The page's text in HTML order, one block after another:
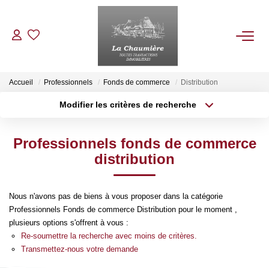
ACHETER
ESTIMER
NOTRE AGENCE
Qui Sommes Nous
Accueil Professionnels Fonds de commerce Distribution
Modifier les critères de recherche
Type de bien
Surface min
Créer une alerte
Professionnels fonds de commerce
distribution
Nous n'avons pas de biens à vous proposer dans la catégorie
Professionnels Fonds de commerce Distribution pour le moment ,
plusieurs options s'offrent à vous :
Re-soumettre la recherche avec moins de critères.
Transmettez-nous votre demande